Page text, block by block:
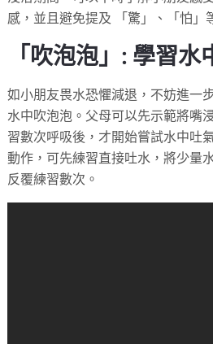
感，並且避免提及 「驚」、「怕」
「吹泡泡」: 學習水
如小朋友畏水恐懼減退，不妨進一
水中吹泡泡。父母可以先示範將嘴
習數次呼吸後，才開始嘗試水中吐
動作，可先練習直接吐水，將少量
反覆練習數次。